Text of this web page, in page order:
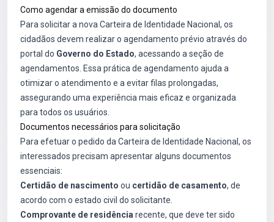
Como agendar a emissão do documento
Para solicitar a nova Carteira de Identidade Nacional, os
cidadãos devem realizar o agendamento prévio através do
portal do Governo do Estado, acessando a seção de
agendamentos. Essa prática de agendamento ajuda a
otimizar o atendimento e a evitar filas prolongadas,
assegurando uma experiência mais eficaz e organizada
para todos os usuários.
Documentos necessários para solicitação
Para efetuar o pedido da Carteira de Identidade Nacional, os
interessados precisam apresentar alguns documentos
essenciais:
Certidão de nascimento ou certidão de casamento, de
acordo com o estado civil do solicitante.
Comprovante de residência recente, que deve ter sido